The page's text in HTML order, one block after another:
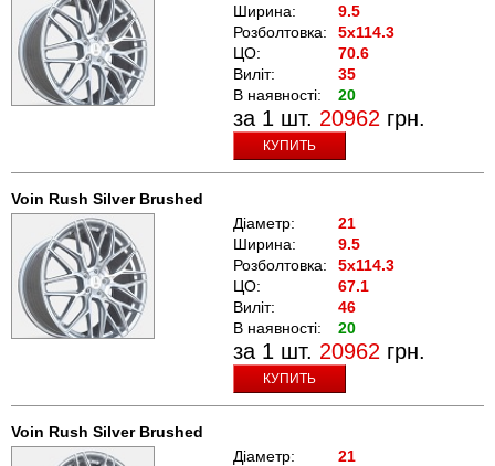
Ширина:
9.5
Розболтовка:
5x114.3
ЦО:
70.6
Виліт:
35
В наявності:
20
за 1 шт. 20962 грн.
КУПИТЬ
Voin Rush Silver Brushed
Діаметр:
21
Ширина:
9.5
Розболтовка:
5x114.3
ЦО:
67.1
Виліт:
46
В наявності:
20
за 1 шт. 20962 грн.
КУПИТЬ
Voin Rush Silver Brushed
Діаметр:
21